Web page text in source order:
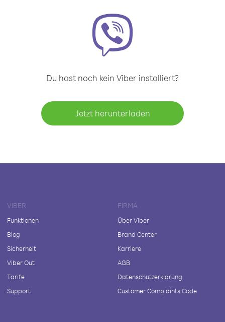
Du hast noch kein Viber installiert?
Jetzt herunterladen
VIBER
Funktionen
Blog
Sicherheit
Viber Out
Tarife
Support
FIRMA
Über Viber
Brand Center
Karriere
AGB
Datenschutzerklärung
Customer Complaints Code